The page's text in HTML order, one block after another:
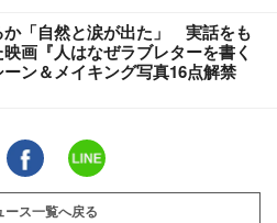
か「自然と涙が出た」 実話をも
画『人はなぜラブレターを書く
ン＆メイキング写真16点解禁
ース一覧へ戻る